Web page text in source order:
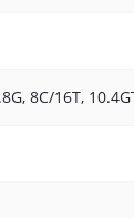
8C/16T,